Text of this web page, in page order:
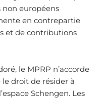
européens
en contrepartie
et de contributions
le MPRP n’accorde
droit de résider à
Schengen. Les